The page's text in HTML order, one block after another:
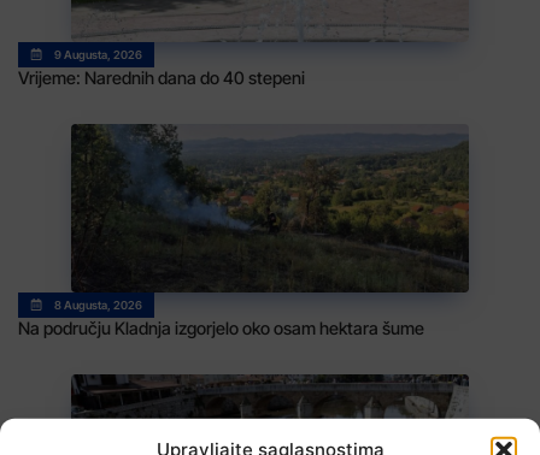
Upravljajte saglasnostima
9 Augusta, 2026
Vrijeme: Narednih dana do 40 stepeni
8 Augusta, 2026
Na području Kladnja izgorjelo oko osam hektara šume